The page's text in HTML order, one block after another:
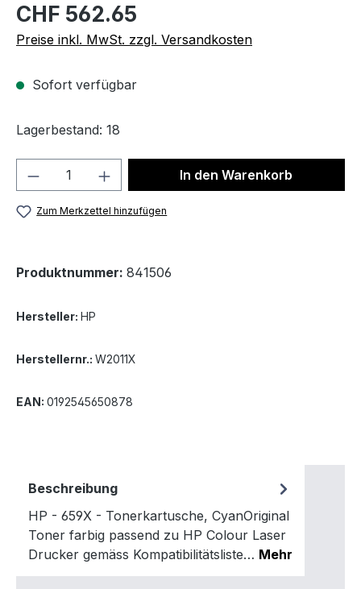
CHF 562.65
Preise inkl. MwSt. zzgl. Versandkosten
Sofort verfügbar
Lagerbestand: 18
Produkt Anzahl: Gib denIn den Warenkorb
Zum Merkzettel hinzufügen
Produktnummer: 841506
Hersteller: HP
Herstellernr.: W2011X
EAN: 0192545650878
Beschreibung
HP - 659X - Tonerkartusche, CyanOriginal
Toner farbig passend zu HP Colour Laser
Drucker gemäss Kompatibilitätsliste… Mehr